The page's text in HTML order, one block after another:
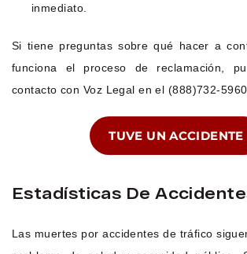
inmediato.
Si tiene preguntas sobre qué hacer a
funciona el proceso de reclamación,
contacto con Voz Legal en el (888)732-5960.
TUVE UN ACCIDENTE
Estadísticas De
Las muertes por accidentes de tráfico